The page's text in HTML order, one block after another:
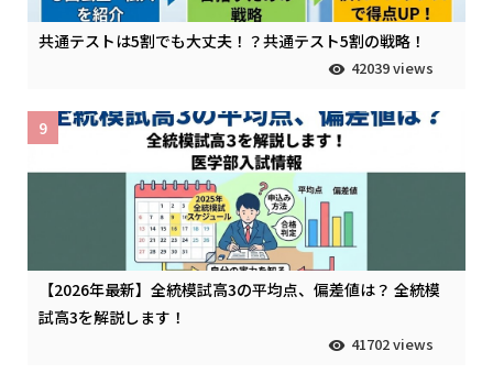
共通テストは5割でも大丈夫！？共通テスト5割の戦略！
42039 views
【2026年最新】全統模試高3の平均点、偏差値は？ 全統模
試高3を解説します！
41702 views
9